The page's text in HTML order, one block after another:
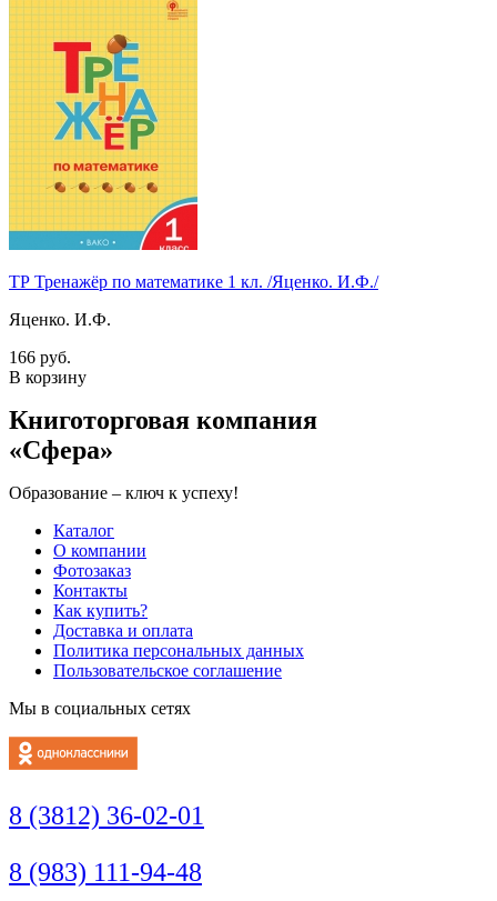
ТР Тренажёр по математике 1 кл. /Яценко. И.Ф./
Яценко. И.Ф.
166 руб.
В корзину
Книготорговая компания
«Сфера»
Образование – ключ к успеху!
Каталог
О компании
Фотозаказ
Контакты
Как купить?
Доставка и оплата
Политика персональных данных
Пользовательское соглашение
Мы в социальных сетях
8 (3812) 36-02-01
8 (983) 111-94-48